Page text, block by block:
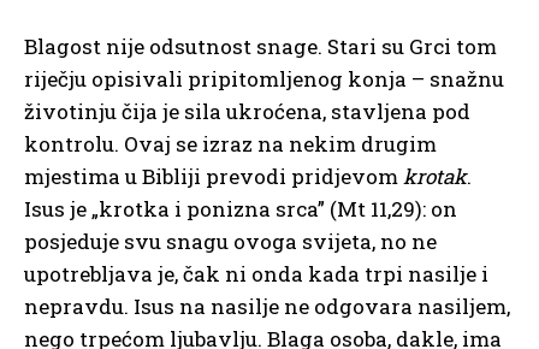
Blagost nije odsutnost snage. Stari su Grci tom
riječju opisivali pripitomljenog konja – snažnu
životinju čija je sila ukroćena, stavljena pod
kontrolu. Ovaj se izraz na nekim drugim
mjestima u Bibliji prevodi pridjevomkrotak.
Isus je „krotka i ponizna srca” (Mt 11,29): on
posjeduje svu snagu ovoga svijeta, no ne
upotrebljava je, čak ni onda kada trpi nasilje i
nepravdu. Isus na nasilje ne odgovara nasiljem,
nego trpećom ljubavlju. Blaga osoba, dakle, ima